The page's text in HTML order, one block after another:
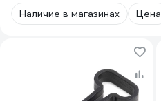
Наличие в магазинах Цена